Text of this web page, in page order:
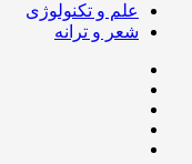
علم و تکنولوژی
شعر و ترانه